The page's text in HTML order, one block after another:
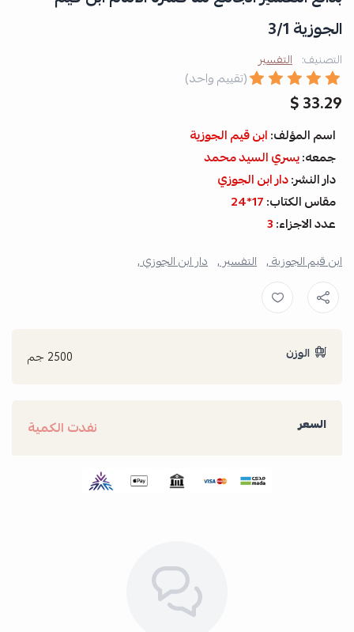
الجوزية 3/1
التصنيف: التفسير
(تقييم واحد)
33.29 $
اسم المؤلف:ابن قيم الجوزية
جمعه:يسري السيد محمد
دار النشر:دار ابن الجوزي
مقاس الكتاب:17*24
عدد الاجزاء:3
ابن قيم الجوزية , التفسير , دار ابن الجوزي ,
الوزن 2500 جم
السعر نفدت الكمية